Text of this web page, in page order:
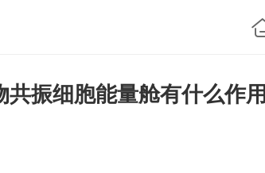
共振细胞能量舱有什么作